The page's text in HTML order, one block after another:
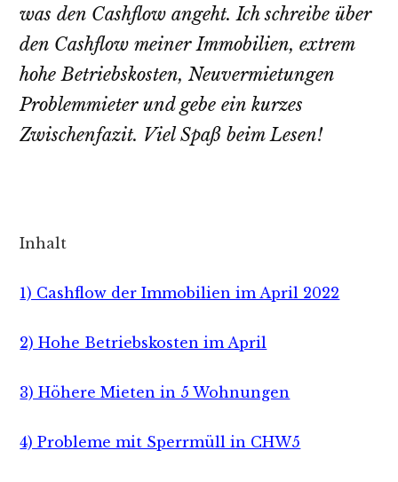
was den Cashflow angeht. Ich schreibe über
den Cashflow meiner Immobilien, extrem
hohe Betriebskosten, Neuvermietungen
Problemmieter und gebe ein kurzes
Zwischenfazit. Viel Spaß beim Lesen!
Inhalt
1) Cashflow der Immobilien im April 2022
2) Hohe Betriebskosten im April
3) Höhere Mieten in 5 Wohnungen
4) Probleme mit Sperrmüll in CHW5